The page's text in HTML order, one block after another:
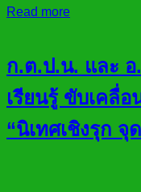
Read more
ก.ต.ป.น. และ
เรียนรู้ ขับเคลื่
“นิเทศเชิงรุก จุ